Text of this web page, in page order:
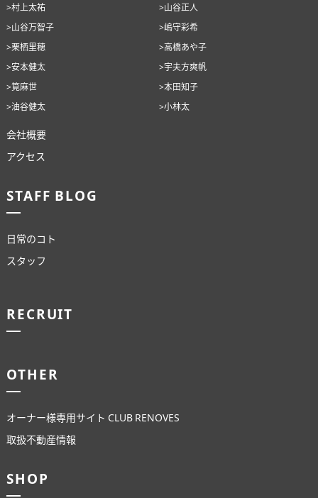
>村上太祐
>山谷正人
>山谷万智子
>嶋守彩希
>栗栖里穂
>高橋あや子
>安本健太
>宇夫方爽帆
>筧麻世
>本田知子
>油谷健太
>小林太
会社概要
アクセス
STAFF BLOG
日常のコト
スタッフ
RECRUIT
OTHER
オーナー様専用サイト CLUB RENOVES
取扱不動産情報
SHOP